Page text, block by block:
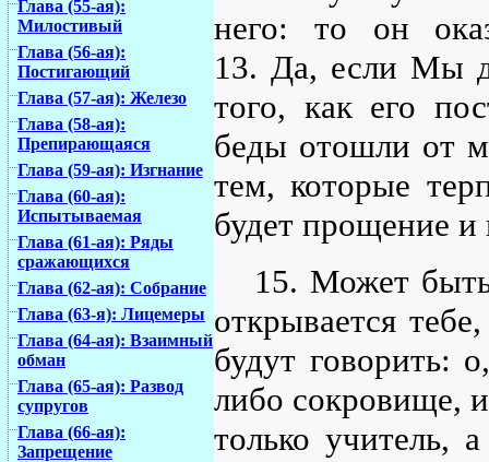
Глава (55-ая):
Милостивый
Глава (56-ая):
Постигающий
Глава (57-ая): Железо
Глава (58-ая):
Препирающаяся
Глава (59-ая): Изгнание
Глава (60-ая):
Испытываемая
Глава (61-ая): Ряды
сражающихся
Глава (62-ая): Собрание
Глава (63-я): Лицемеры
Глава (64-ая): Взаимный
обман
Глава (65-ая): Развод
супругов
Глава (66-ая):
Запрещение
него: то он
13. Да, если Мы
того, как его
беды отошли от
тем, которые
будет прощение и
15. Может
открывается
будут говорить:
либо сокровище,
только учитель,